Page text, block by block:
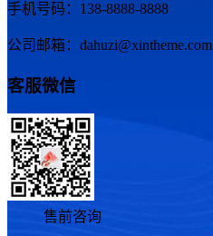
手机号码：138-8888-8888
公司邮箱：dahuzi@xintheme.com
客服微信
售前咨询